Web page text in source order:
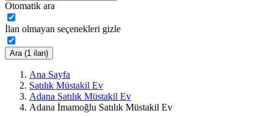
Otomatik ara
İlan olmayan seçenekleri gizle
Ara (1 ilan)
Ana Sayfa
Satılık Müstakil Ev
Adana Satılık Müstakil Ev
Adana İmamoğlu Satılık Müstakil Ev